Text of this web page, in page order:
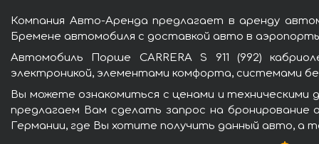
Компания Авто-Аренда предлагает в аренду
Бремене автомобиля с доставкой авто в
Автомобиль Порше CARRERA S 911 (992)
электроникой, элементами комфорта, системами
Вы можете ознакомиться с ценами и техническими
предлагаем Вам сделать запрос на
Германии, где Вы хотите получить данный авто, а